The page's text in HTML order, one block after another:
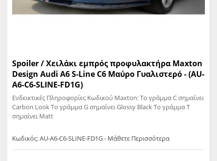
Spoiler / Χειλάκι εμπρός προφυλακτήρα Maxton
Design Audi A6 S-Line C6 Μαύρο Γυαλιστερό - (AU-
A6-C6-SLINE-FD1G)
Ενδεικτικές Πληροφορίες Κωδικού Maxton: Το γράμμα C σημαίνει
Carbon Look Το γράμμα G σημαίνει Glossy Black Το γράμμα T
σημαίνει Matt
Κωδικός: AU-A6-C6-SLINE-FD1G - Μάθετε Περισσότερα